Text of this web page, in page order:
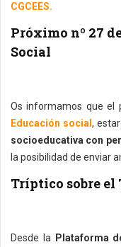
CGCEES.
Próximo nº 27
Social
Os informamos que el
Educación social,
socioeducativa con
la posibilidad de enviar
Tríptico sobre el
Desde la Plataforma